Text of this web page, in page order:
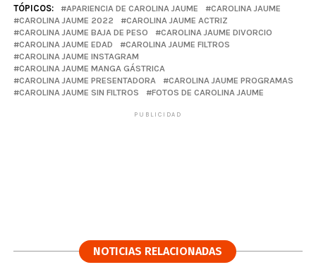
TÓPICOS: APARIENCIA DE CAROLINA JAUME
CAROLINA JAUME
CAROLINA JAUME 2022
CAROLINA JAUME ACTRIZ
CAROLINA JAUME BAJA DE PESO
CAROLINA JAUME DIVORCIO
CAROLINA JAUME EDAD
CAROLINA JAUME FILTROS
CAROLINA JAUME INSTAGRAM
CAROLINA JAUME MANGA GÁSTRICA
CAROLINA JAUME PRESENTADORA
CAROLINA JAUME PROGRAMAS
CAROLINA JAUME SIN FILTROS
FOTOS DE CAROLINA JAUME
PUBLICIDAD
NOTICIAS RELACIONADAS